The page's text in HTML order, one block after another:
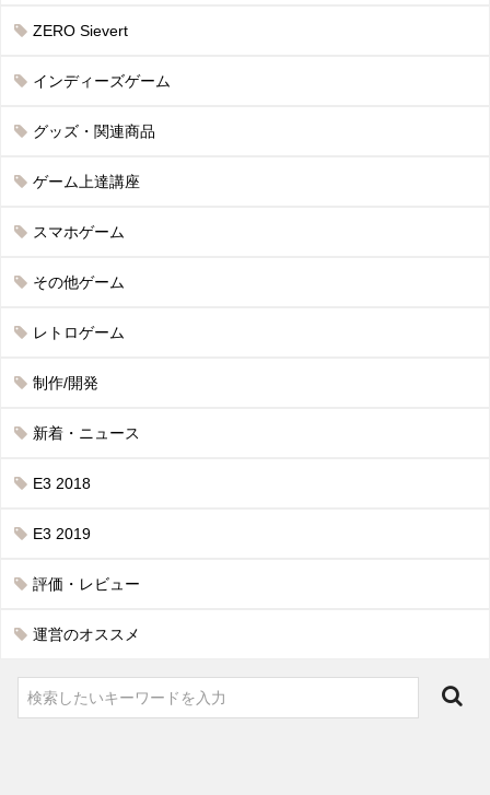
ZERO Sievert
インディーズゲーム
グッズ・関連商品
ゲーム上達講座
スマホゲーム
その他ゲーム
レトロゲーム
制作/開発
新着・ニュース
E3 2018
E3 2019
評価・レビュー
運営のオススメ